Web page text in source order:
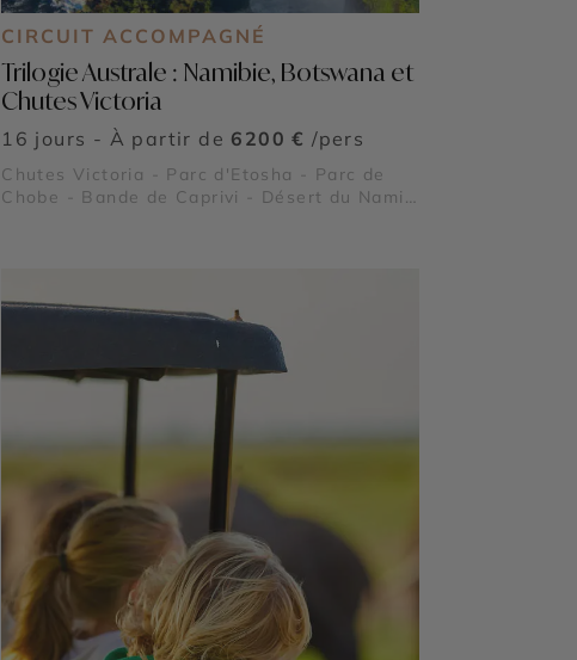
CIRCUIT ACCOMPAGNÉ
Trilogie Australe : Namibie, Botswana et
Chutes Victoria
16 jours - À partir de 6200 € /pers
Chutes Victoria - Parc d'Etosha - Parc de
Chobe - Bande de Caprivi - Désert du Namib